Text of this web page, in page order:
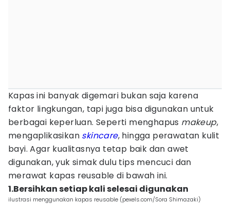
Kapas ini banyak digemari bukan saja karena
faktor lingkungan, tapi juga bisa digunakan untuk
berbagai keperluan. Seperti menghapus makeup,
mengaplikasikan skincare, hingga perawatan kulit
bayi. Agar kualitasnya tetap baik dan awet
digunakan, yuk simak dulu tips mencuci dan
merawat kapas reusable di bawah ini.
1.Bersihkan setiap kali selesai digunakan
ilustrasi menggunakan kapas reusable (pexels.com/Sora Shimazaki)